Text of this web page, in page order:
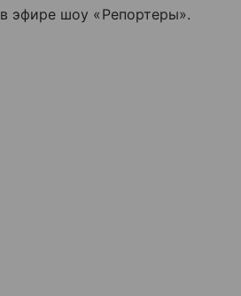
в эфире шоу «Репортеры».